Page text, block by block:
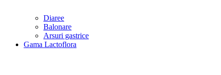
Diaree
Balonare
Arsuri gastrice
Gama Lactoflora